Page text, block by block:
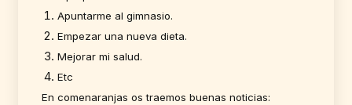
Apuntarme al gimnasio.
Empezar una nueva dieta.
Mejorar mi salud.
Etc
En comenaranjas os traemos buenas noticias: